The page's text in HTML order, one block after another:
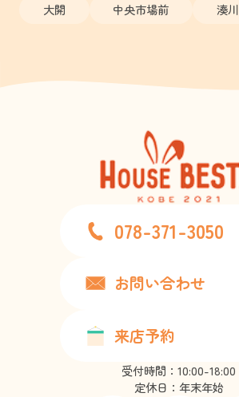
大開
中央市場前 湊川
078-371-3050
お問い合わせ
来店予約
受付時間：10:00-18:00
定休日：年末年始